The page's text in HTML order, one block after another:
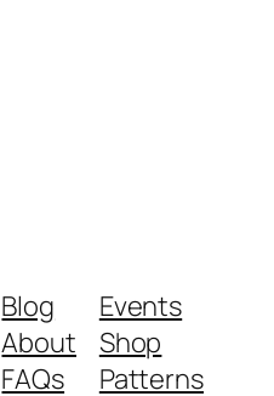
Blog
About
FAQs
Events
Shop
Patterns